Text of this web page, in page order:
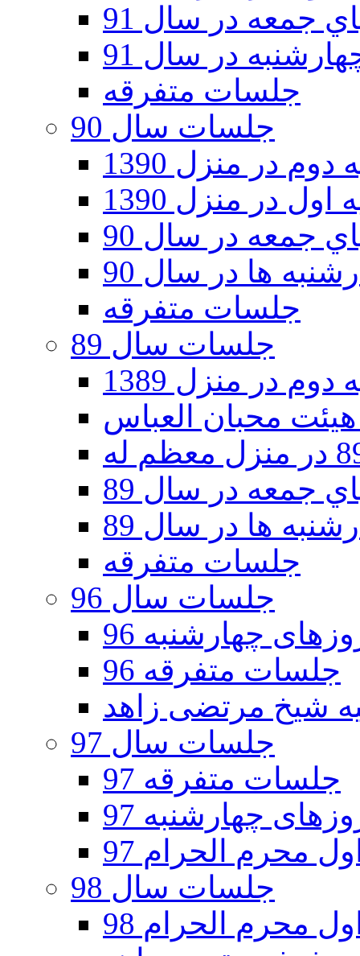
جمعه در سال 91
در سال 91
جلسات متفرقه
جلسات سال 90
در منزل 1390
در منزل 1390
جمعه در سال 90
ها در سال 90
جلسات متفرقه
جلسات سال 89
در منزل 1389
جمعه در سال 89
ها در سال 89
جلسات متفرقه
جلسات سال 96
چهارشنبه 96
جلسات متفرقه 96
جلسات سال 97
جلسات متفرقه 97
چهارشنبه 97
محرم الحرام 97
جلسات سال 98
محرم الحرام 98